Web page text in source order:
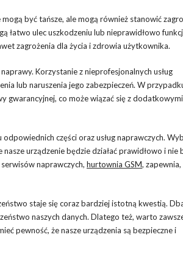
być tańsze, ale mogą również stanowić
łatwo ulec uszkodzeniu lub nieprawidłowo
zagrożenia dla życia i zdrowia użytkownika.
Korzystanie z nieprofesjonalnych usług
lub naruszenia jego zabezpieczeń. W
gwarancyjnej, co może wiązać się z dodatkowymi
części oraz usług naprawczych.
urządzenie będzie działać prawidłowo i nie
naprawczych, hurtownia GSM, zapewnia,
staje się coraz bardziej istotną kwestią.
naszych danych. Dlatego też, warto
pewność, że nasze urządzenia są bezpieczne i